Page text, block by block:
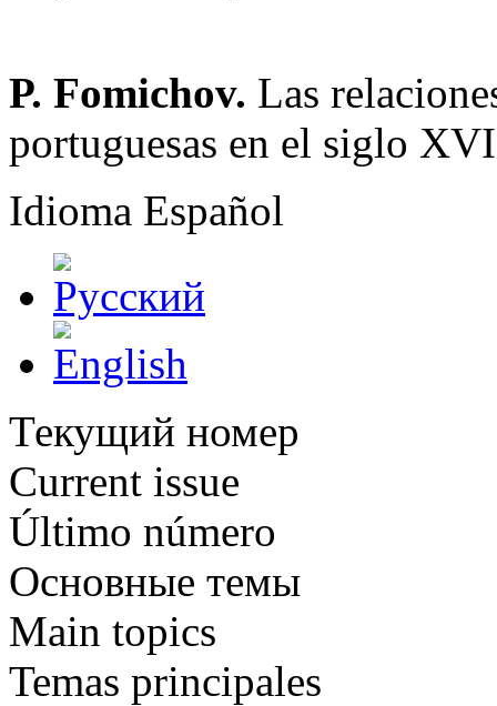
P. Fomichov. Las
portuguesas en el siglo
Idioma Español
Текущий номер
Current issue
Último número
Основные темы
Main topics
Temas principales